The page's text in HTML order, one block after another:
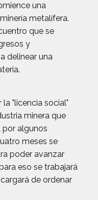
una
metalífera.
que se
y
delinear una
"licencia social"
minera que
algunos
meses se
poder avanzar
eso se trabajará
de ordenar